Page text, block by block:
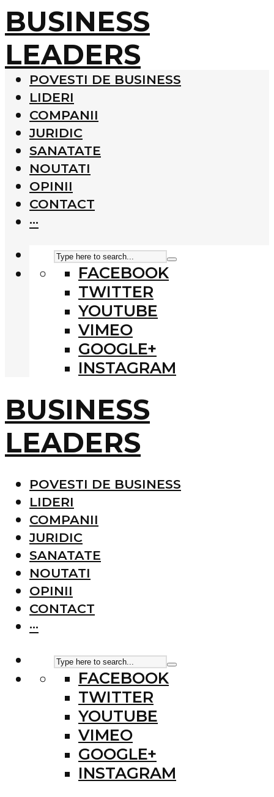
BUSINESS
LEADERS
POVESTI DE BUSINESS
LIDERI
COMPANII
JURIDIC
SANATATE
NOUTATI
OPINII
CONTACT
···
FACEBOOK
TWITTER
YOUTUBE
VIMEO
GOOGLE+
INSTAGRAM
BUSINESS
LEADERS
POVESTI DE BUSINESS
LIDERI
COMPANII
JURIDIC
SANATATE
NOUTATI
OPINII
CONTACT
···
FACEBOOK
TWITTER
YOUTUBE
VIMEO
GOOGLE+
INSTAGRAM